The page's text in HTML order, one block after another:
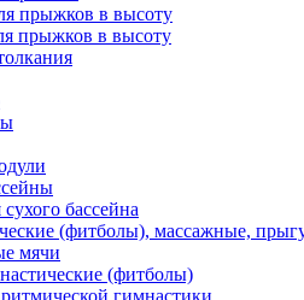
прыжков в высоту
прыжков в высоту
бассейна
(фитболы), массажные,
мячи
(фитболы)
гимнастики